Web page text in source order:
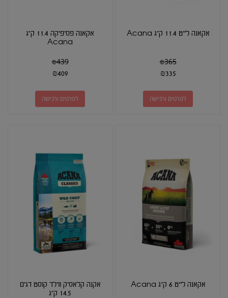
אקאנה לייט 11.4 ק"ג Acana
₪365
₪335
לפרטים ורכישה
אקאנה פסיפיקה 11.4 ק"ג
Acana
₪439
₪409
לפרטים ורכישה
אקאנה לייט 6 ק"ג Acana
אקנה קלאסיק ווילד קוסט דגים
14.5 ק"ג